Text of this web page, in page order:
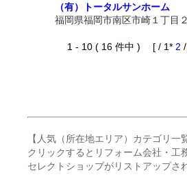
（有）トータルサンホーム
福岡県福岡市南区市崎１丁目
1 - 10 ( 16 件中 ) [ / 1* 2
【人気（所在地エリア）カテゴリ一
クリックするとリフォーム会社・工
セレクトショップがリストアップさ